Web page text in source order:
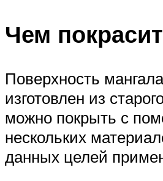
Чем
Поверхность
изготовлен из
можно покрыть с
нескольких
данных целей